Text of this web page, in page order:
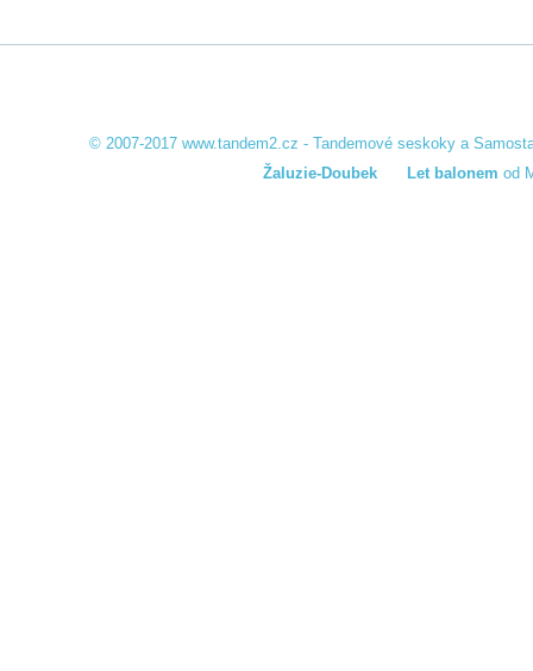
© 2007-2017 www.tandem2.cz - Tandemové seskoky a
Žaluzie-Doubek
Let balonem od